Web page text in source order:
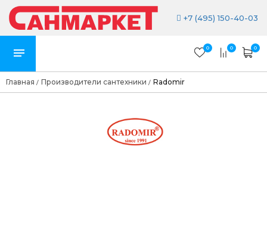
+7 (495) 150-40-03
0 0 0
Главная / Производители сантехники / Radomir